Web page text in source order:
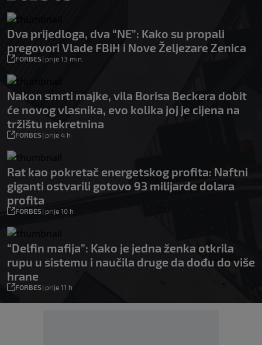
Dva prijedloga, dva “NE”: Kako su propali
pregovori Vlade FBiH i Nove Željezare Zenica
FORBES| prije 13 min.
Nakon smrti majke, vila Borisa Beckera dobit
će novog vlasnika, evo kolika joj je cijena na
tržištu nekretnina
FORBES| prije 4 h
Rat kao pokretač energetskog profita: Naftni
giganti ostvarili gotovo 93 milijarde dolara
profita
FORBES| prije 10 h
“Delfin mafija”: Kako je jedna ženka otkrila
rupu u sistemu i naučila druge da dođu do više
hrane
FORBES| prije 11 h